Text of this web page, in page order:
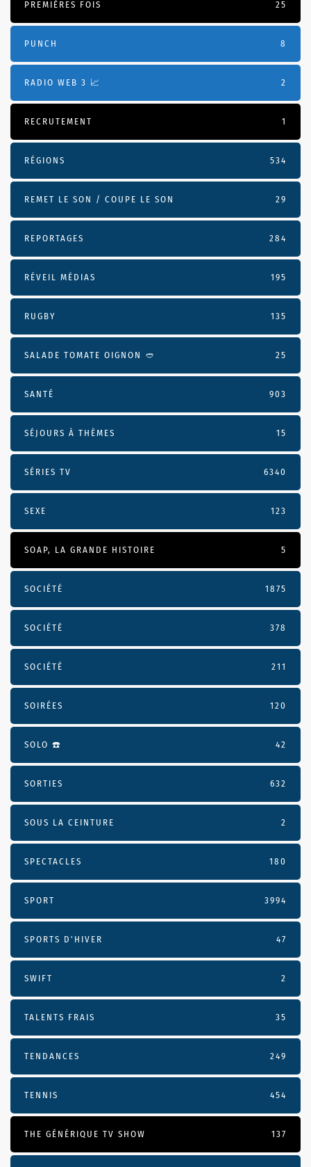
PREMIÈRES FOIS 25
PUNCH 8
RADIO WEB 3 📈 2
RECRUTEMENT 1
RÉGIONS 534
REMET LE SON / COUPE LE SON 29
REPORTAGES 284
RÉVEIL MÉDIAS 195
RUGBY 135
SALADE TOMATE OIGNON 🥙 25
SANTÉ 903
SÉJOURS À THÈMES 15
SÉRIES TV 6340
SEXE 123
SOAP, LA GRANDE HISTOIRE 5
SOCIÉTÉ 1875
SOCIÉTÉ 378
SOCIÉTÉ 211
SOIRÉES 120
SOLO ☎️ 42
SORTIES 632
SOUS LA CEINTURE 2
SPECTACLES 180
SPORT 3994
SPORTS D'HIVER 47
SWIFT 2
TALENTS FRAIS 35
TENDANCES 249
TENNIS 454
THE GÉNÉRIQUE TV SHOW 137